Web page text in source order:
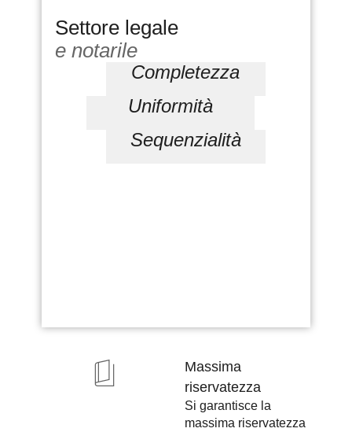
Settore legale
e notarile
Completezza
Uniformità
Sequenzialità
Massima
riservatezza
Si garantisce la
massima riservatezza